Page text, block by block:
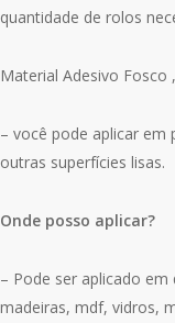
quantidade de rolos
Material Adesivo Fosco
– você pode aplicar em
outras superfícies lisas.
Onde posso aplicar?
– Pode ser aplicado
madeiras, mdf, vidros,